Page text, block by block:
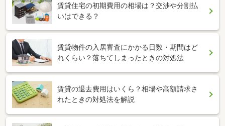
賃貸住宅の初期費用の相場は？交渉や分割払
いはできる？
賃貸物件の入居審査にかかる日数・期間はど
れくらい？落ちてしまったときの対処法
賃貸の退去費用はいくら？相場や高額請求さ
れたときの対処法を解説